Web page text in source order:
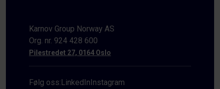
Karnov Group Norway AS
Org. nr. 924 428 600
Pilestredet 27, 0164 Oslo
Følg oss:LinkedInInstagram